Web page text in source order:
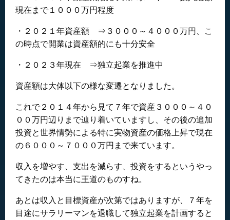
現在まで１０００万円程度
・２０２１年資産額 ⇒３０００～４０００万円、こ
の時点で開業は資産額的にも十分安全
・２０２３年現在 ⇒独立起業を推進中
資産額は大体以下の様な変遷となりました。
これで２０１４年から見て７年で資産３０００～４０
００万円辺りまで辿り着いていますし、その後の追加
投資と世界情勢による特に実物資産の価格上昇で現在
の６０００～７０００万円まで来ています。
収入を増やす、支出を減らす、投資をするというやっ
てきたのは本当に王道のものすね。
あとは収入と目標資産が次第ではありますが、７年を
目途にサラリーマンを退職して独立起業を計画すると